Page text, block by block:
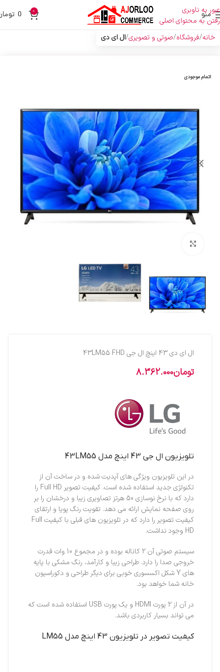
عبور به ناوبری
رفتن به محتوای اصلی
منو 0
0
خانه فروشگاه صوتی و تصویری ال ای دی
اتمام موجودی
ال اي دي 43 اينچ ال جي 43LM55 FHD
تومان8.362.000
تلویزیون ال جی 43 اینچ مدل 43LM55
در این تلویزیون ویژگی های آپدیت شده و در ساخت آن از
تکنولژی جدید استفاده شده است. کیفیت تصویر Full HD را
دارد که با نرخ نوسازی 50 هرتز تصاویری زیبا و درخشان را بر
روی صفحه نمایش ارائه می دهد. تقویت رنگ پویا و ارتقای
کیفیت تصویر را دارد که در تلویزیون های قبلی با کیفیت Full
HD وجود نداشت.
سیستم صوتی آن 2 کاناله بوده و در مجموع 10 وات قدرت
خروجی صدا را دارد. طراحی زیبا و کارآمد، رنگ مشکی با پایه
های Y شکل اکسسوری خوبی برای دیگر طراحی و دکوراسیون
خانه شما خواهد بود.
در آن از 2 پورت HDMI و یک پورت USB استفاده شده است که
می تواند بسیار کاربردی باشد.
کیفیت تصویر در تلویزیون 43 اینچ مدل LM55